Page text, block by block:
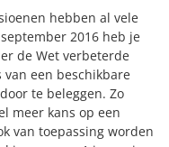
hebben al vele
2016 heb je
de Wet verbeterde
een beschikbare
te beleggen. Zo
meer kans op een
van toepassing worden